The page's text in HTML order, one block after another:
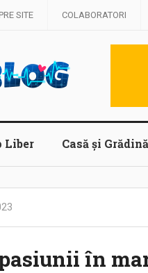
SITE COLABORATORI
Liber Casă și Grădină
în